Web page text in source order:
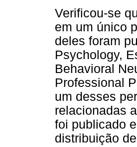
Verificou-se
em um único
deles foram
Psychology,
Behavioral
Professional
um desses
relacionadas
foi publicado
distribuição